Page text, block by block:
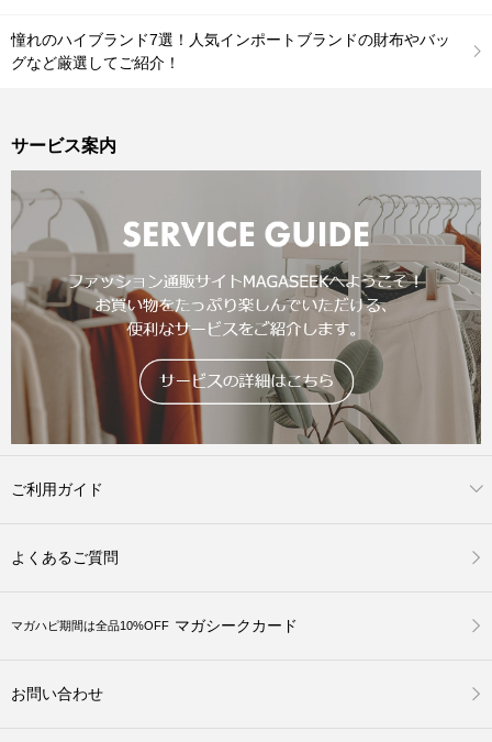
憧れのハイブランド7選！人気インポートブランドの財布やバッ
グなど厳選してご紹介！
サービス案内
ご利用ガイド
よくあるご質問
マガハピ期間は全品10%OFF マガシークカード
お問い合わせ